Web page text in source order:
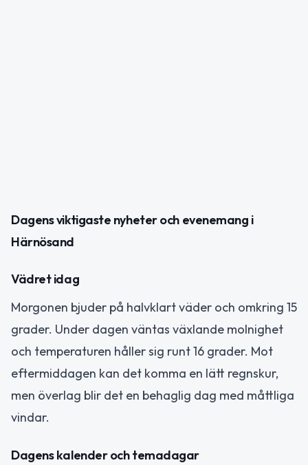
Dagens viktigaste nyheter och evenemang i
Härnösand
Vädret idag
Morgonen bjuder på halvklart väder och omkring 15
grader. Under dagen väntas växlande molnighet
och temperaturen håller sig runt 16 grader. Mot
eftermiddagen kan det komma en lätt regnskur,
men överlag blir det en behaglig dag med måttliga
vindar.
Dagens kalender och temadagar